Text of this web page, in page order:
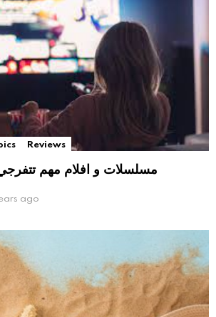
Reviews
مسلسلات و افلام مهم
ago